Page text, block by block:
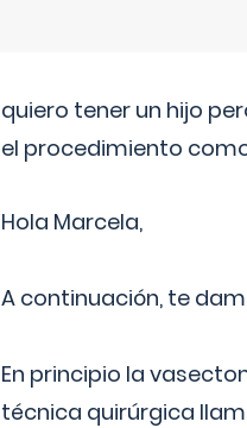
quiero tener un hijo
el procedimiento
Hola Marcela,
A continuación, te
En principio la
técnica quirúrgica